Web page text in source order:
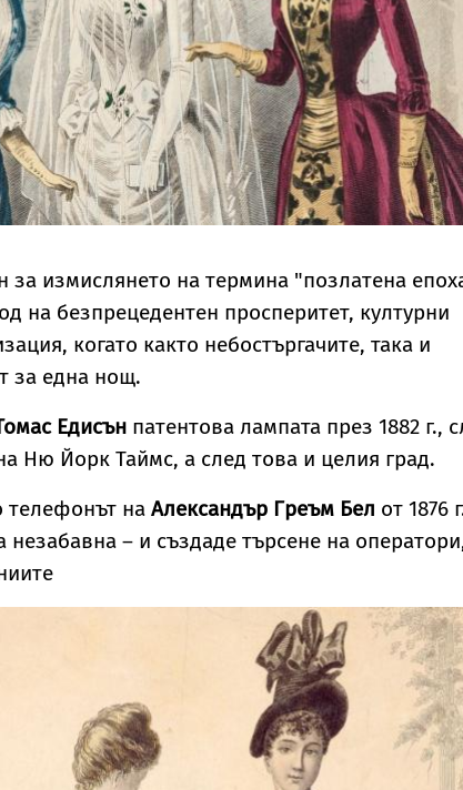
за измислянето на термина "позлатена
на безпрецедентен просперитет, културни
когато както небостъргачите, така и
за една нощ.
Едисън патентова лампата през 1882 г.,
Ню Йорк Таймс, а след това и целия град.
телефонът на Александър Греъм Бел от 1876
незабавна – и създаде търсене на